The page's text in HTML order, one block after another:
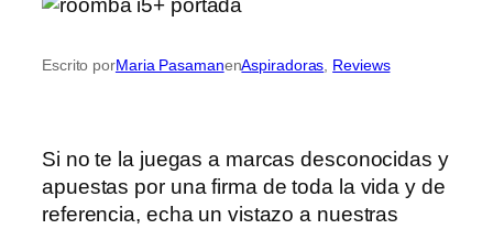
Escrito porMaria PasamanenAspiradoras Reviews
Si no te la juegas a marcas desconocidas y
apuestas por una firma de toda la vida y de
referencia, echa un vistazo a nuestras